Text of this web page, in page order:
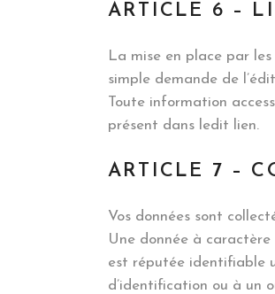
ARTICLE 6 –
La mise en place par
simple demande de
Toute information
présent dans ledit lien.
ARTICLE 7 –
Vos données sont
Une donnée à
est réputée identifiable
d’identification ou à un